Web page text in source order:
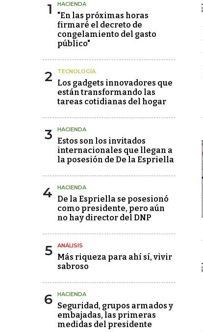
1 HACIENDA
"En las próximas horas
firmaré el decreto de
congelamiento del gasto
público"
2 TECNOLOGÍA
Los gadgets innovadores que
están transformando las
tareas cotidianas del hogar
3 HACIENDA
Estos son los invitados
internacionales que llegan a
la posesión de De la Espriella
4 HACIENDA
De la Espriella se posesionó
como presidente, pero aún
no hay director del DNP
5 ANÁLISIS
Más riqueza para ahí sí, vivir
sabroso
6 HACIENDA
Seguridad, grupos armados y
embajadas, las primeras
medidas del presidente